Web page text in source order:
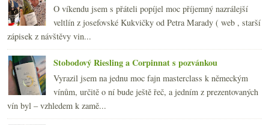
O víkendu jsem s přáteli popíjel moc příjemný nazrálejší
veltlín z josefovské Kukvičky od Petra Marady ( web , starší
zápisek z návštěvy vin...
Stobodový Riesling a Corpinnat s pozvánkou
Vyrazil jsem na jednu moc fajn masterclass k německým
vínům, určitě o ní bude ještě řeč, a jedním z prezentovaných
vín byl – vzhledem k zamě...